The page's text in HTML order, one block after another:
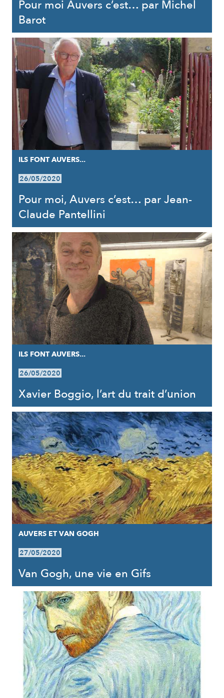
Pour moi Auvers c’est… par Michel
Barot
ILS FONT AUVERS...
26/05/2020
Pour moi, Auvers c’est… par Jean-
Claude Pantellini
ILS FONT AUVERS...
26/05/2020
Xavier Boggio, l’art du trait d’union
AUVERS ET VAN GOGH
27/05/2020
Van Gogh, une vie en Gifs